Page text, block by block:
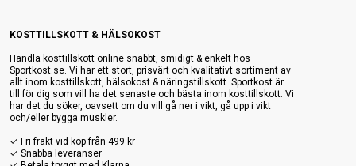
KOSTTILLSKOTT & HÄLSOKOST
Handla kosttillskott online snabbt, smidigt & enkelt hos
Sportkost.se. Vi har ett stort, prisvärt och kvalitativt sortiment av
allt inom kosttillskott, hälsokost & näringstillskott. Sportkost är
till för dig som vill ha det senaste och bästa inom kosttillskott. Vi
har det du söker, oavsett om du vill gå ner i vikt, gå upp i vikt
och/eller bygga muskler.
✓ Fri frakt vid köp från 499 kr
✓ Snabba leveranser